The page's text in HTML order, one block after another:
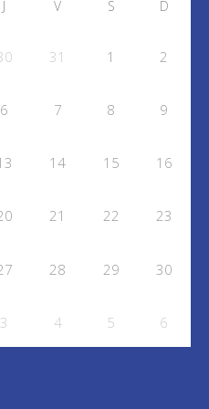
J V S D
31 1 2
6 7 8 9
14 15 16
21 22 23
28 29 30
3 4 5 6